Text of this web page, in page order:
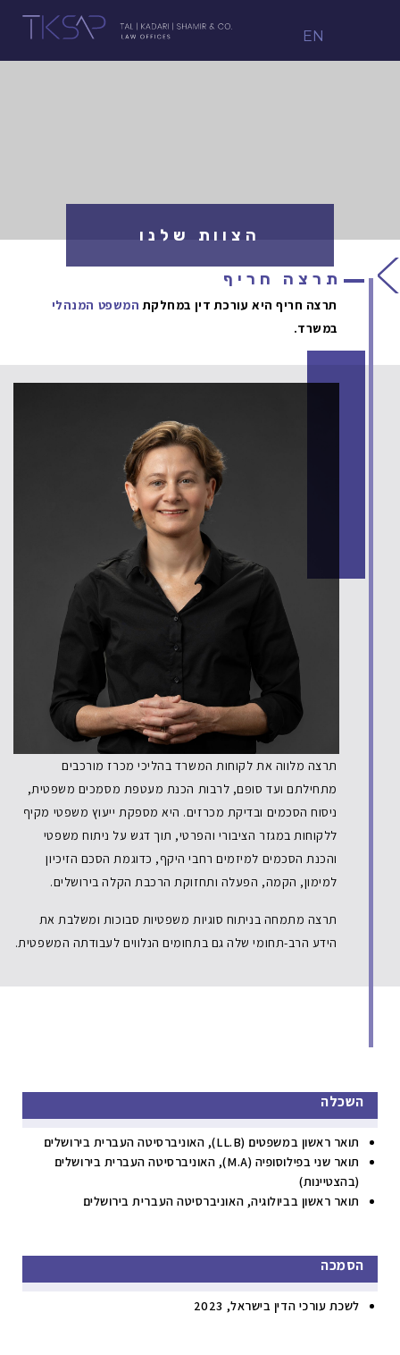
EN
הצוות שלנו
תרצה חריף
תרצה חריף היא עורכת דין במחלקת המשפט המנהלי
במשרד.
תרצה מלווה את לקוחות המשרד בהליכי מכרז מורכבים
מתחילתם ועד סופם, לרבות הכנת מעטפת מסמכים משפטית,
ניסוח הסכמים ובדיקת מכרזים. היא מספקת ייעוץ משפטי מקיף
ללקוחות במגזר הציבורי והפרטי, תוך דגש על ניתוח משפטי
והכנת הסכמים למיזמים רחבי היקף, כדוגמת הסכם הזיכיון
למימון, הקמה, הפעלה ותחזוקת הרכבת הקלה בירושלים.
תרצה מתמחה בניתוח סוגיות משפטיות סבוכות ומשלבת את
הידע הרב-תחומי שלה גם בתחומים הנלווים לעבודתה המשפטית.
השכלה
תואר ראשון במשפטים (LL.B), האוניברסיטה העברית בירושלים
תואר שני בפילוסופיה (M.A), האוניברסיטה העברית בירושלים
(בהצטיינות)
תואר ראשון בביולוגיה, האוניברסיטה העברית בירושלים
הסמכה
לשכת עורכי הדין בישראל, 2023